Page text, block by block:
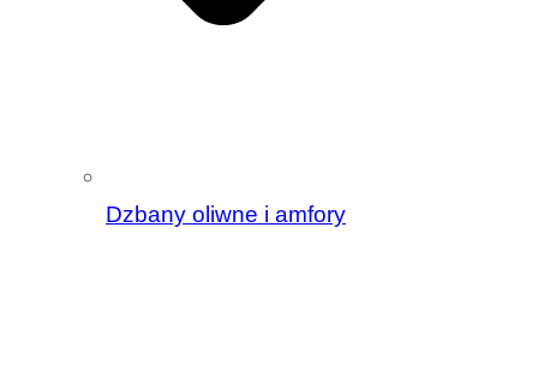
Dzbany oliwne i amfory